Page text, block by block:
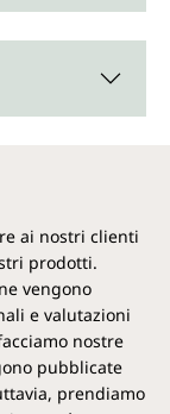
il benessere
era
di vivere.
un
di
radice
polvere,
del
Jiaogulan
per la forma
ai nostri clienti
prodotti.
vengono
e valutazioni
nostre
pubblicate
prendiamo